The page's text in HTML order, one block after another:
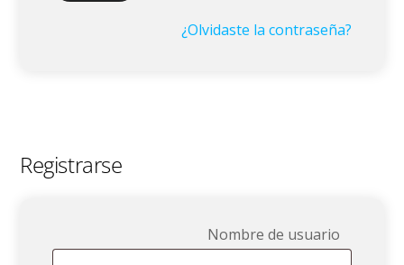
¿Olvidaste la contraseña?
Registrarse
Nombre de usuario